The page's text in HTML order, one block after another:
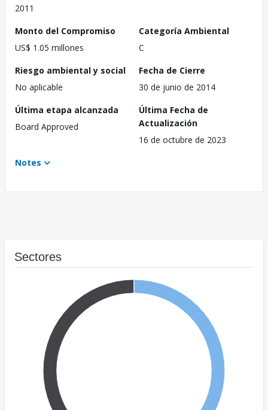
2011
Monto del Compromiso
US$ 1.05 millones
Categoría Ambiental
C
Riesgo ambiental y social
No aplicable
Fecha de Cierre
30 de junio de 2014
Última etapa alcanzada
Board Approved
Última Fecha de
Actualización
16 de octubre de 2023
Notes
Sectores